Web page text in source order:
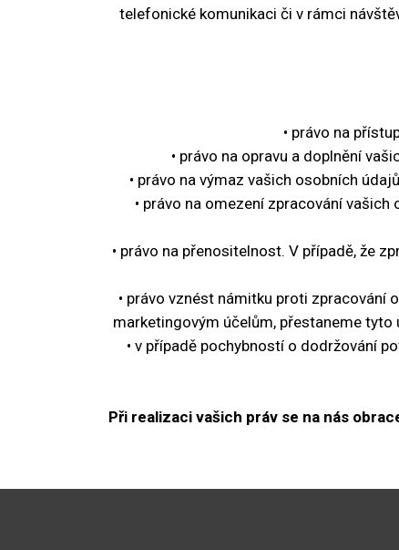
telefonické komunikaci či v rámci
• právo na
• právo na opravu a doplnění
• právo na výmaz vašich osobních
• právo na omezení zpracování
• právo na přenositelnost. V případě, že
• právo vznést námitku proti zpracování
marketingovým účelům, přestaneme
• v případě pochybností o dodržování
Při realizaci vašich práv se na nás